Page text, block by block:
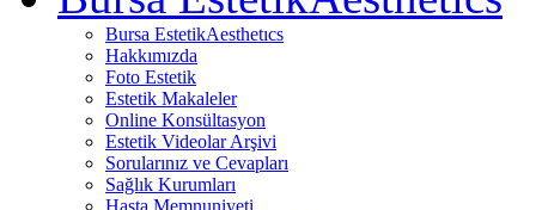
Bursa EstetikAesthetıcs
Hakkımızda
Foto Estetik
Estetik Makaleler
Online Konsültasyon
Estetik Videolar Arşivi
Sorularınız ve Cevapları
Sağlık Kurumları
Hasta Memnuniyeti